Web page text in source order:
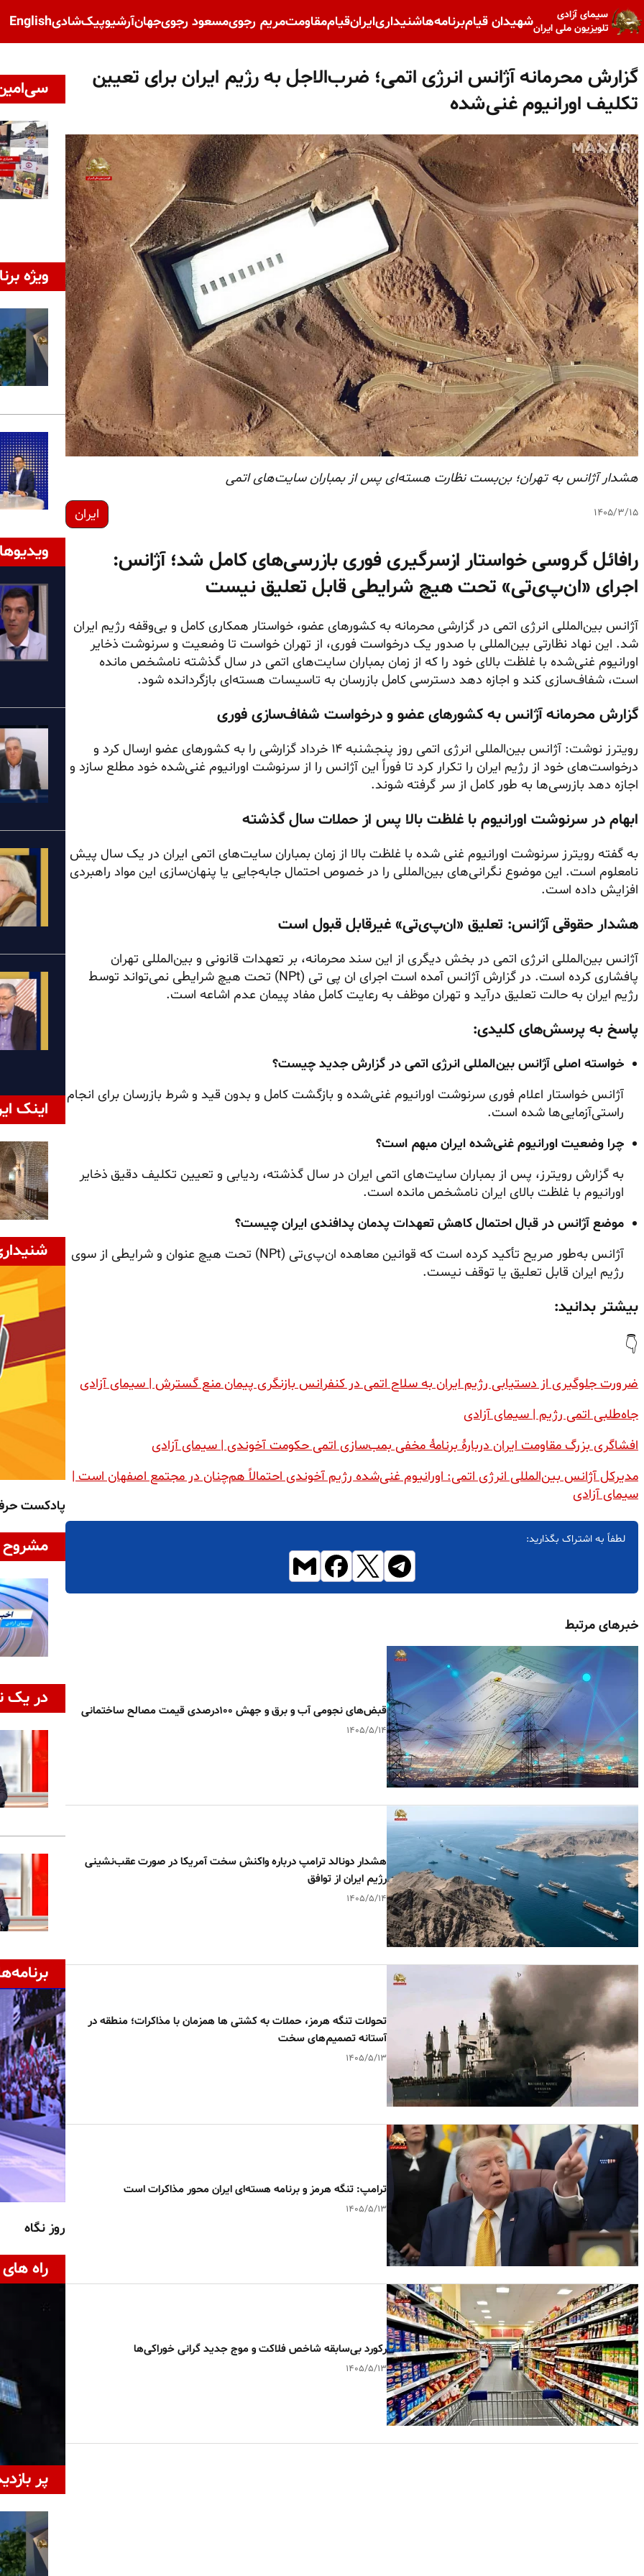
سیمای آزادی
تلویزیون ملی ایرانشهیدان قیامبرنامه‌هاشنیداریایرانقیاممقاومتمریم رجویمسعود رجویجهانآرشیوپیک‌شادیEnglish
گزارش محرمانه آژانس انرژی اتمی؛ ضرب‌الاجل به رژیم ایران برای تعیین
تکلیف اورانیوم غنی‌شده
هشدار آژانس به تهران؛ بن‌بست نظارت هسته‌ای پس از بمباران سایت‌های اتمی
۱۴۰۵/۳/۱۵ ایران
رافائل گروسی خواستار ازسرگیری فوری بازرسی‌های کامل شد؛ آژانس:
اجرای «ان‌پ‌ی‌تی» تحت هیچ شرایطی قابل تعلیق نیست
آژانس بین‌المللی انرژی اتمی در گزارشی محرمانه به کشورهای عضو، خواستار همکاری کامل و بی‌وقفه رژیم ایران
شد. این نهاد نظارتی بین‌المللی با صدور یک درخواست فوری، از تهران خواست تا وضعیت و سرنوشت ذخایر
اورانیوم غنی‌شده با غلظت بالای خود را که از زمان بمباران سایت‌های اتمی در سال گذشته نامشخص مانده
است، شفاف‌سازی کند و اجازه دهد دسترسی کامل بازرسان به تاسیسات هسته‌ای بازگردانده شود.
گزارش محرمانه آژانس به کشورهای عضو و درخواست شفاف‌سازی فوری
رویترز نوشت: آژانس بین‌المللی انرژی اتمی روز پنجشنبه ۱۴ خرداد گزارشی را به کشورهای عضو ارسال کرد و
درخواست‌های خود از رژیم ایران را تکرار کرد تا فوراً این آژانس را از سرنوشت اورانیوم غنی‌شده خود مطلع سازد و
اجازه دهد بازرسی‌ها به طور کامل از سر گرفته شوند.
ابهام در سرنوشت اورانیوم با غلظت بالا پس از حملات سال گذشته
به گفته رویترز سرنوشت اورانیوم غنی شده با غلظت بالا از زمان بمباران سایت‌های اتمی ایران در یک سال پیش
نامعلوم است. این موضوع نگرانی‌های بین‌المللی را در خصوص احتمال جابه‌جایی یا پنهان‌سازی این مواد راهبردی
افزایش داده است.
هشدار حقوقی آژانس: تعلیق «ان‌پ‌ی‌تی» غیرقابل قبول است
آژانس بین‌المللی انرژی اتمی در بخش دیگری از این سند محرمانه، بر تعهدات قانونی و بین‌المللی تهران
پافشاری کرده است. در گزارش آژانس آمده است اجرای ان پی تی (NPt) تحت هیچ شرایطی نمی‌تواند توسط
رژیم ایران به حالت تعلیق درآید و تهران موظف به رعایت کامل مفاد پیمان عدم اشاعه است.
پاسخ به پرسش‌های کلیدی:
خواسته اصلی آژانس بین‌المللی انرژی اتمی در گزارش جدید چیست؟
آژانس خواستار اعلام فوری سرنوشت اورانیوم غنی‌شده و بازگشت کامل و بدون قید و شرط بازرسان برای انجام
راستی‌آزمایی‌ها شده است.
چرا وضعیت اورانیوم غنی‌شده ایران مبهم است؟
به گزارش رویترز، پس از بمباران سایت‌های اتمی ایران در سال گذشته، ردیابی و تعیین تکلیف دقیق ذخایر
اورانیوم با غلظت بالای ایران نامشخص مانده است.
موضع آژانس در قبال احتمال کاهش تعهدات پدمان پدافندی ایران چیست؟
آژانس به‌طور صریح تأکید کرده است که قوانین معاهده ان‌پ‌ی‌تی (NPt) تحت هیچ عنوان و شرایطی از سوی
رژیم ایران قابل تعلیق یا توقف نیست.
بیشتر بدانید:
👇
ضرورت جلوگیری از دستیابی رژیم ایران به سلاح اتمی در کنفرانس بازنگری پیمان منع گسترش | سیمای آزادی
جاه‌طلبی اتمی رژیم | سیمای آزادی
افشاگری بزرگ مقاومت ایران دربارهٔ برنامهٔ مخفی بمب‌سازی اتمی حکومت آخوندی | سیمای آزادی
مدیرکل آژانس بین‌المللی انرژی اتمی: اورانیوم غنی‌شده رژیم آخوندی احتمالاً هم‌چنان در مجتمع اصفهان است |
سیمای آزادی
لطفاً به اشتراک بگذارید:
خبرهای مرتبط
قبض‌های نجومی آب و برق و جهش ۱۰۰درصدی قیمت مصالح ساختمانی
۱۴۰۵/۵/۱۴
هشدار دونالد ترامپ درباره واکنش سخت آمریکا در صورت عقب‌نشینی
رژیم ایران از توافق
۱۴۰۵/۵/۱۴
تحولات تنگه هرمز، حملات به کشتی ها همزمان با مذاکرات؛ منطقه در
آستانه تصمیم‌های سخت
۱۴۰۵/۵/۱۳
ترامپ: تنگه هرمز و برنامه هسته‌ای ایران محور مذاکرات است
۱۴۰۵/۵/۱۳
رکورد بی‌سابقه شاخص فلاکت و موج جدید گرانی خوراکی‌ها
۱۴۰۵/۵/۱۳
ویژه
اینک
پادکست
مشروح
در یک
روز نگاه
راه
پر